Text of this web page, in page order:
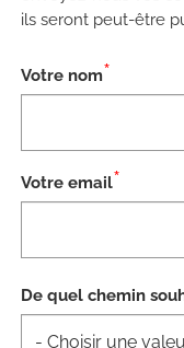
ils seront peut-être
Votre nom*
Votre email*
De quel chemin